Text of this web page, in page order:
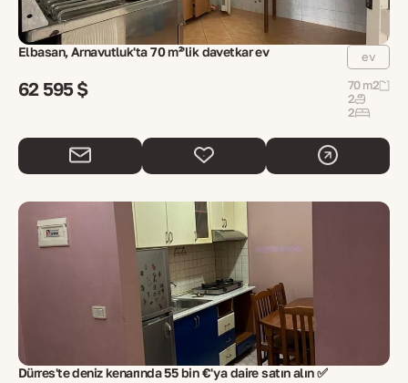
Elbasan, Arnavutluk'ta 70 m²'lik davetkar ev ev
62 595 $
70 m2
2
2
Dürres'te deniz kenarında 55 bin €'ya daire satın alın ✅